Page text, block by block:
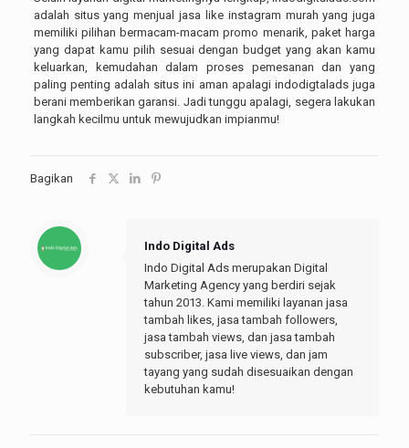
adalah situs yang menjual jasa like instagram murah yang juga
memiliki pilihan bermacam-macam promo menarik, paket harga
yang dapat kamu pilih sesuai dengan budget yang akan kamu
keluarkan, kemudahan dalam proses pemesanan dan yang
paling penting adalah situs ini aman apalagi indodigtalads juga
berani memberikan garansi. Jadi tunggu apalagi, segera lakukan
langkah kecilmu untuk mewujudkan impianmu!
Bagikan
Indo Digital Ads
Indo Digital Ads merupakan Digital
Marketing Agency yang berdiri sejak
tahun 2013. Kami memiliki layanan jasa
tambah likes, jasa tambah followers,
jasa tambah views, dan jasa tambah
subscriber, jasa live views, dan jam
tayang yang sudah disesuaikan dengan
kebutuhan kamu!